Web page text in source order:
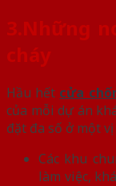
3.Những
cháy
Hầu hết cửa
của mỗi dự án
đặt đa số ở một
Các khu
làm việc,